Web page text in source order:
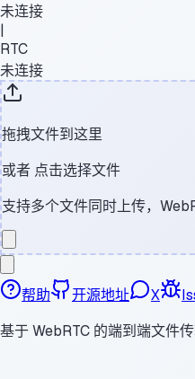
未连接
|
RTC
未连接
拖拽文件到这里
或者 点击选择文件
支持多个文件同时上传，
帮助 开源地址 X
基于 WebRTC 的端到端文件